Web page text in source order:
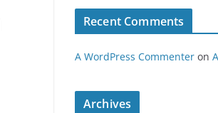
Recent Comments
A WordPress Commenter on
Archives